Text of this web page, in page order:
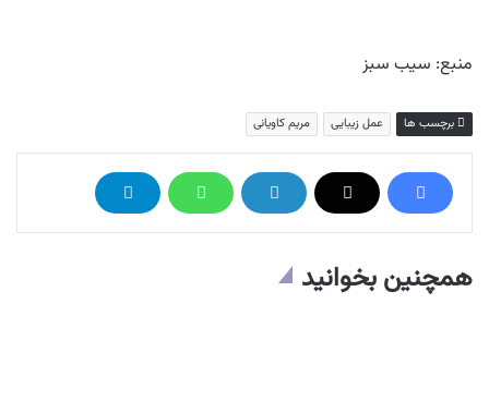
منبع: سیب سبز
برچسب ها عمل زیبایی مریم کاویانی
همچنین بخوانید